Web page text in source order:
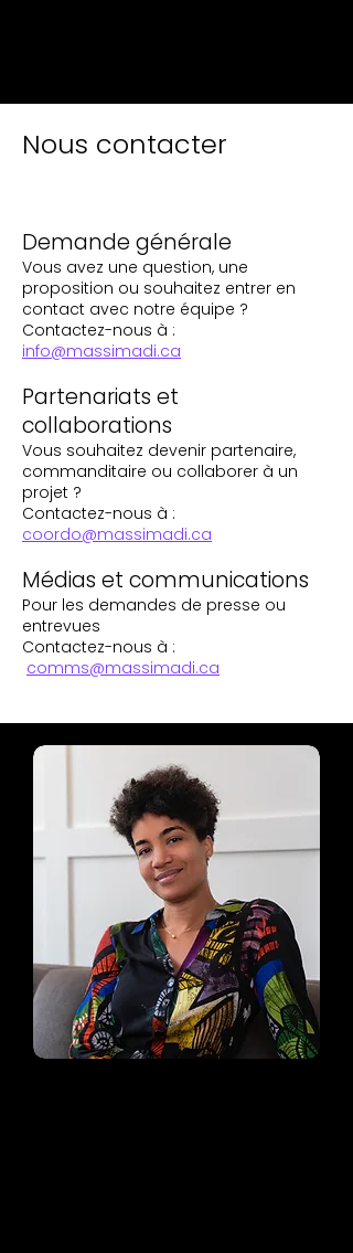
Nous contacter
Demande générale
Vous avez une question, une
proposition ou souhaitez entrer en
contact avec notre équipe ?
Contactez-nous à :
info@massimadi.ca
Partenariats et
collaborations
Vous souhaitez devenir partenaire,
commanditaire ou collaborer à un
projet ?
Contactez-nous à :
coordo@massimadi.ca
Médias et communications
Pour les demandes de presse ou
entrevues
Contactez-nous à :
comms@massimadi.ca